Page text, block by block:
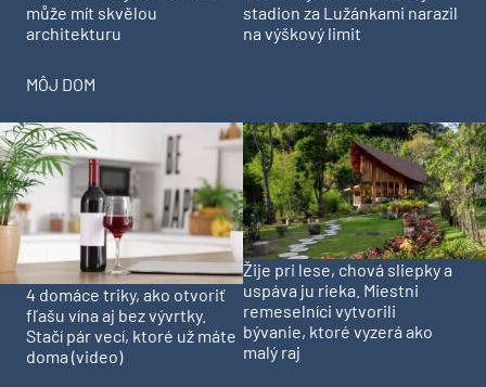
může mít skvělou
architekturu
stadion za Lužánkami narazil
na výškový limit
MÔJ DOM
4 domáce triky, ako otvoriť
fľašu vína aj bez vývrtky.
Stačí pár vecí, ktoré už máte
doma (video)
Žije pri lese, chová sliepky a
uspáva ju rieka. Miestni
remeselníci vytvorili
bývanie, ktoré vyzerá ako
malý raj